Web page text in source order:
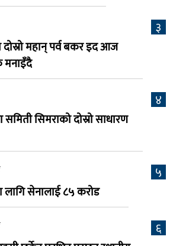
७
२०८३ श्रावण २, शनिबार
८
क्यालगरी नेपाली मेलाको
अस्मिताको बेजोड प्रस्तुती रहने
३
दोस्रो महान् पर्व बकर इद आज
मनाइँदै
४
सिमराको दोस्रो साधारण
५
लागि सेनालाई ८५ करोड
६